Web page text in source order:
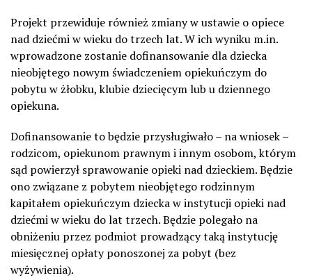
Projekt przewiduje również zmiany w ustawie o opiece
nad dziećmi w wieku do trzech lat. W ich wyniku m.in.
wprowadzone zostanie dofinansowanie dla dziecka
nieobjętego nowym świadczeniem opiekuńczym do
pobytu w żłobku, klubie dziecięcym lub u dziennego
opiekuna.
Dofinansowanie to będzie przysługiwało – na wniosek –
rodzicom, opiekunom prawnym i innym osobom, którym
sąd powierzył sprawowanie opieki nad dzieckiem. Będzie
ono związane z pobytem nieobjętego rodzinnym
kapitałem opiekuńczym dziecka w instytucji opieki nad
dziećmi w wieku do lat trzech. Będzie polegało na
obniżeniu przez podmiot prowadzący taką instytucję
miesięcznej opłaty ponoszonej za pobyt (bez
wyżywienia).